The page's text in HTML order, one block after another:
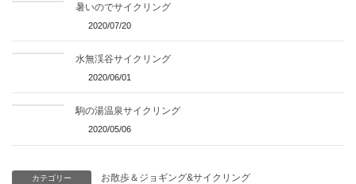
暑いのでサイクリング
2020/07/20
水無渓谷サイクリング
2020/06/01
駒の湯温泉サイクリング
2020/05/06
カテゴリー お散歩＆ジョギング&サイクリング